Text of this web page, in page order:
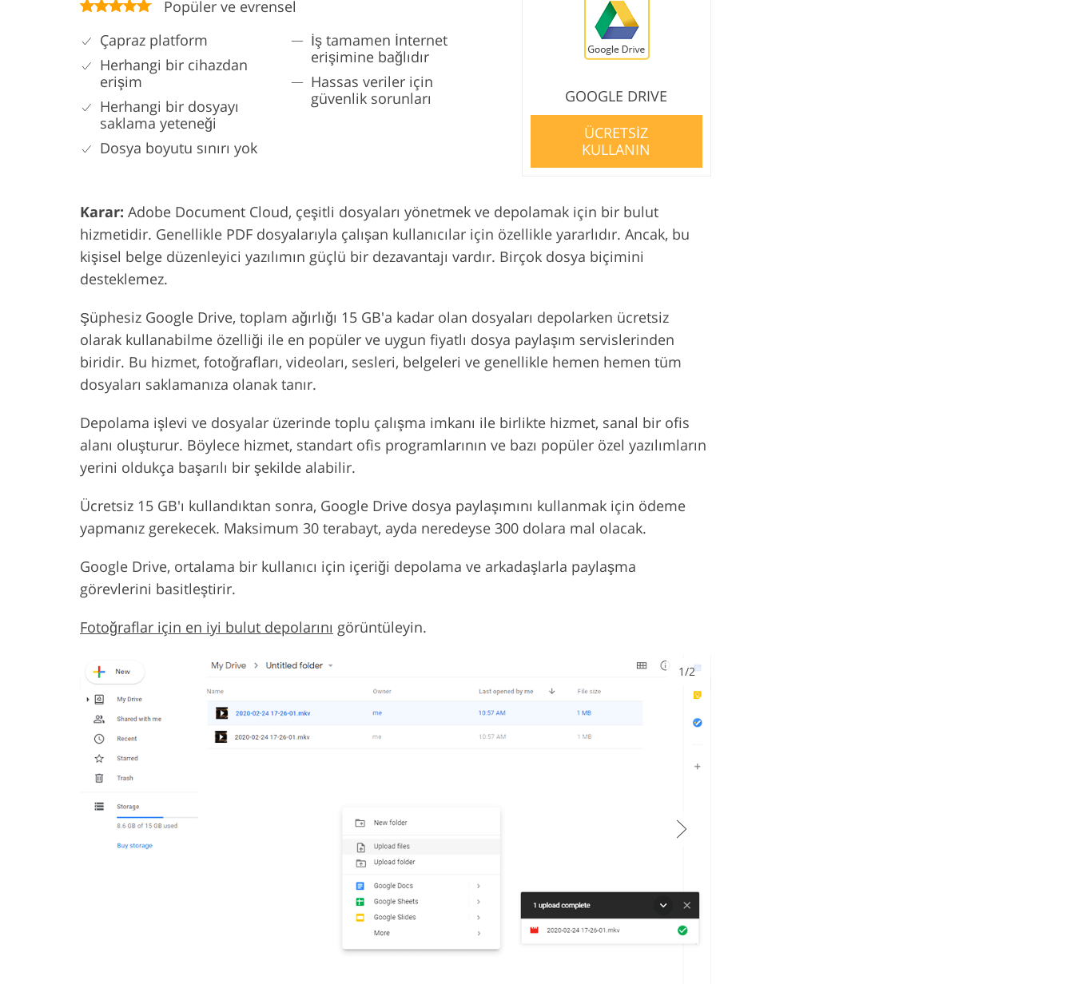
Popüler ve evrensel
Çapraz platform
Herhangi bir cihazdan
erişim
Herhangi bir dosyayı
saklama yeteneği
Dosya boyutu sınırı yok
İş tamamen İnternet
erişimine bağlıdır
Hassas veriler için
güvenlik sorunları
GOOGLE DRIVE
ÜCRETSİZ
KULLANIN
Karar: Adobe Document Cloud, çeşitli dosyaları yönetmek ve depolamak için bir bulut
hizmetidir. Genellikle PDF dosyalarıyla çalışan kullanıcılar için özellikle yararlıdır. Ancak, bu
kişisel belge düzenleyici yazılımın güçlü bir dezavantajı vardır. Birçok dosya biçimini
desteklemez.
Şüphesiz Google Drive, toplam ağırlığı 15 GB'a kadar olan dosyaları depolarken ücretsiz
olarak kullanabilme özelliği ile en popüler ve uygun fiyatlı dosya paylaşım servislerinden
biridir. Bu hizmet, fotoğrafları, videoları, sesleri, belgeleri ve genellikle hemen hemen tüm
dosyaları saklamanıza olanak tanır.
Depolama işlevi ve dosyalar üzerinde toplu çalışma imkanı ile birlikte hizmet, sanal bir ofis
alanı oluşturur. Böylece hizmet, standart ofis programlarının ve bazı popüler özel yazılımların
yerini oldukça başarılı bir şekilde alabilir.
Ücretsiz 15 GB'ı kullandıktan sonra, Google Drive dosya paylaşımını kullanmak için ödeme
yapmanız gerekecek. Maksimum 30 terabayt, ayda neredeyse 300 dolara mal olacak.
Google Drive, ortalama bir kullanıcı için içeriği depolama ve arkadaşlarla paylaşma
görevlerini basitleştirir.
Fotoğraflar için en iyi bulut depolarını görüntüleyin.
1/2